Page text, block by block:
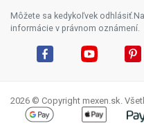
Môžete sa kedykoľvek
informácie v právnom oznámení.
2026 © Copyright mexen.sk.